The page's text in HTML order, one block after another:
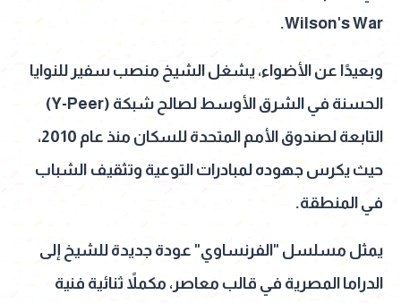
Wilson's War.
وبعيدًا عن الأضواء، يشغل الشيخ منصب سفير للنوايا
الحسنة في الشرق الأوسط لصالح شبكة (Y-Peer)
التابعة لصندوق الأمم المتحدة للسكان منذ عام 2010،
حيث يكرس جهوده لمبادرات التوعية وتثقيف الشباب
في المنطقة.
يمثل مسلسل "الفرنساوي" عودة جديدة للشيخ إلى
الدراما المصرية في قالب معاصر، مكملاً ثنائية فنية